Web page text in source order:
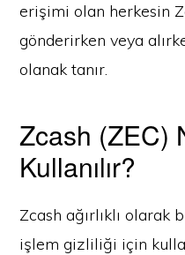
erişimi olan herkesin
gönderirken veya
olanak tanır.
Zcash (ZEC)
Kullanılır?
Zcash ağırlıklı
işlem gizliliği için